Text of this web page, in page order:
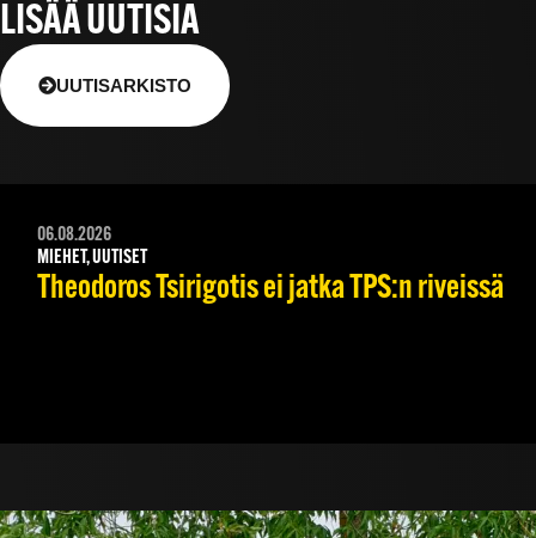
LISÄÄ UUTISIA
UUTISARKISTO
06.08.2026
MIEHET, UUTISET
Theodoros Tsirigotis ei jatka TPS:n riveissä